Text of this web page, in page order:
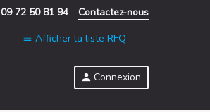
09 72 50 81 94 - Contactez-nous
list Afficher la liste RFQ
person Connexion